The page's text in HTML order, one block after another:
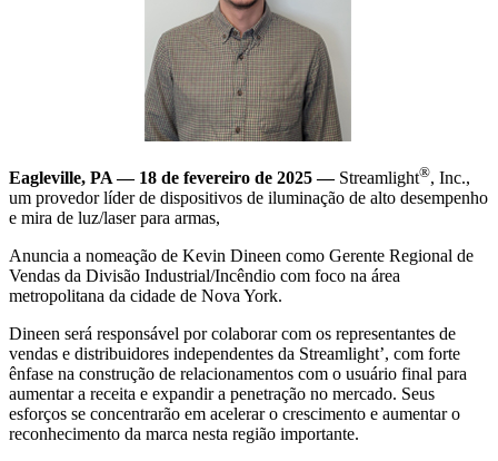
Eagleville, PA — 18 de fevereiro de 2025 — Streamlight®, Inc.,
um provedor líder de dispositivos de iluminação de alto desempenho
e mira de luz/laser para armas,
Anuncia a nomeação de Kevin Dineen como Gerente Regional de
Vendas da Divisão Industrial/Incêndio com foco na área
metropolitana da cidade de Nova York.
Dineen será responsável por colaborar com os representantes de
vendas e distribuidores independentes da Streamlight’, com forte
ênfase na construção de relacionamentos com o usuário final para
aumentar a receita e expandir a penetração no mercado. Seus
esforços se concentrarão em acelerar o crescimento e aumentar o
reconhecimento da marca nesta região importante.